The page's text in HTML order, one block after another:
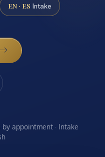
EN · ES Intake
appointment · Intake